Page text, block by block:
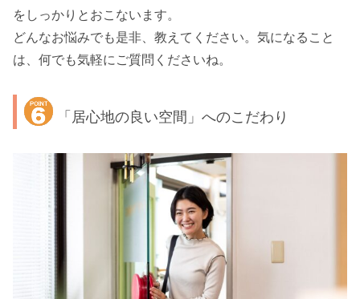
をしっかりとおこないます。
どんなお悩みでも是非、教えてください。気になること
は、何でも気軽にご質問くださいね。
「居心地の良い空間」へのこだわり